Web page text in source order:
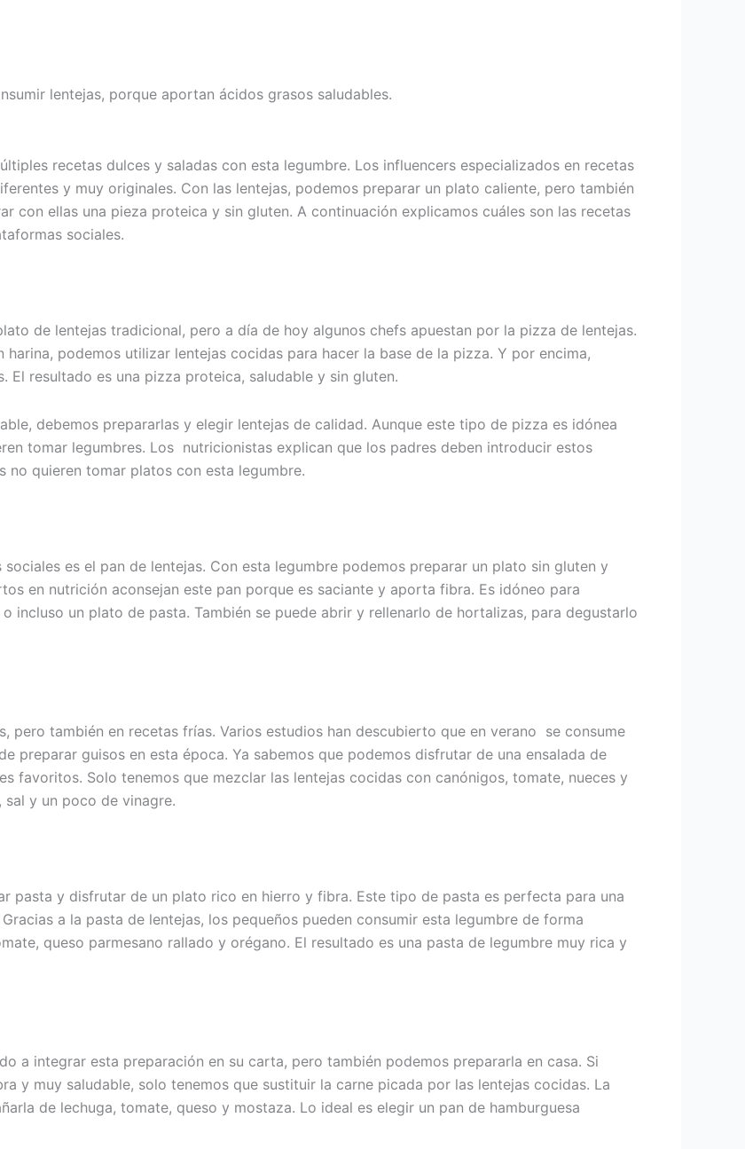
lentejas, porque aportan ácidos grasos saludables.
recetas dulces y saladas con esta legumbre. Los influencers especializados en recetas
y muy originales. Con las lentejas, podemos preparar un plato caliente, pero también
con ellas una pieza proteica y sin gluten. A continuación explicamos cuáles son las recetas
sociales.
de lentejas tradicional, pero a día de hoy algunos chefs apuestan por la pizza de lentejas.
podemos utilizar lentejas cocidas para hacer la base de la pizza. Y por encima,
resultado es una pizza proteica, saludable y sin gluten.
debemos prepararlas y elegir lentejas de calidad. Aunque este tipo de pizza es idónea
tomar legumbres. Los nutricionistas explican que los padres deben introducir estos
no quieren tomar platos con esta legumbre.
es el pan de lentejas. Con esta legumbre podemos preparar un plato sin gluten y
en nutrición aconsejan este pan porque es saciante y aporta fibra. Es idóneo para
incluso un plato de pasta. También se puede abrir y rellenarlo de hortalizas, para degustarlo
pero también en recetas frías. Varios estudios han descubierto que en verano se consume
preparar guisos en esta época. Ya sabemos que podemos disfrutar de una ensalada de
favoritos. Solo tenemos que mezclar las lentejas cocidas con canónigos, tomate, nueces y
sal y un poco de vinagre.
pasta y disfrutar de un plato rico en hierro y fibra. Este tipo de pasta es perfecta para una
a la pasta de lentejas, los pequeños pueden consumir esta legumbre de forma
queso parmesano rallado y orégano. El resultado es una pasta de legumbre muy rica y
a integrar esta preparación en su carta, pero también podemos prepararla en casa. Si
y muy saludable, solo tenemos que sustituir la carne picada por las lentejas cocidas. La
de lechuga, tomate, queso y mostaza. Lo ideal es elegir un pan de hamburguesa